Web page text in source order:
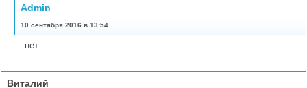
Admin
10 сентября 2016 в 13:54
нет
Виталий